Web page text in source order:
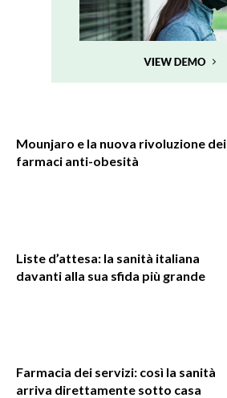
Mounjaro e la nuova rivoluzione dei
farmaci anti-obesità
Liste d’attesa: la sanità italiana
davanti alla sua sfida più grande
Farmacia dei servizi: così la sanità
arriva direttamente sotto casa